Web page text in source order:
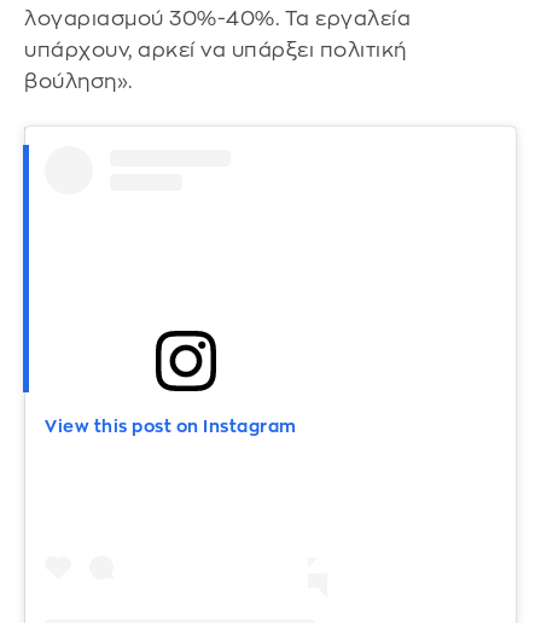
λογαριασμού 30%-40%. Τα εργαλεία
υπάρχουν, αρκεί να υπάρξει πολιτική
βούληση».
View this post on Instagram